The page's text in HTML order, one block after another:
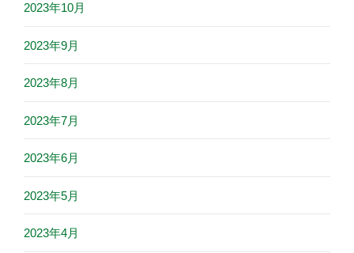
2023年10月
2023年9月
2023年8月
2023年7月
2023年6月
2023年5月
2023年4月